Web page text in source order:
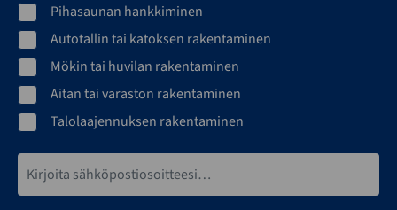
Pihasaunan hankkiminen
Autotallin tai katoksen rakentaminen
Mökin tai huvilan rakentaminen
Aitan tai varaston rakentaminen
Talolaajennuksen rakentaminen